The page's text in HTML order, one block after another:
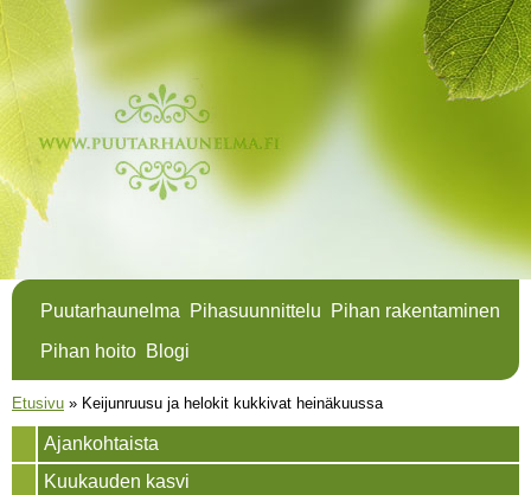
Puutarhaunelma Pihasuunnittelu
Pihan rakentaminen
Pihan hoito Blogi
Olet täällä
Etusivu » Keijunruusu ja helokit kukkivat heinäkuussa
Ajankohtaista
Kuukauden kasvi